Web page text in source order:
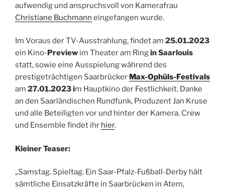
aufwendig und anspruchsvoll von Kamerafrau
Christiane Buchmann eingefangen wurde.
Im Voraus der TV-Ausstrahlung, findet am 25.01.2023
ein Kino-Preview im Theater am Ringin Saarlouis
statt, sowie eine Ausspielung während des
prestigeträchtigen Saarbrücker Max-Ophüls-Festivals
am 27.01.2023 im Hauptkino der Festlichkeit. Danke
an den Saarländischen Rundfunk, Produzent Jan Kruse
und alle Beteiligten vor und hinter der Kamera. Crew
und Ensemble findet ihr hier.
Kleiner Teaser:
„Samstag. Spieltag. Ein Saar-Pfalz-Fußball-Derby hält
sämtliche Einsatzkräfte in Saarbrücken in Atem,